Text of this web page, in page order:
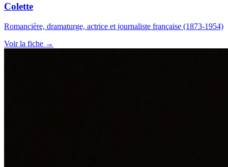
Colette
Romancière, dramaturge, actrice et journaliste française (1873-1954)
Voir la fiche →